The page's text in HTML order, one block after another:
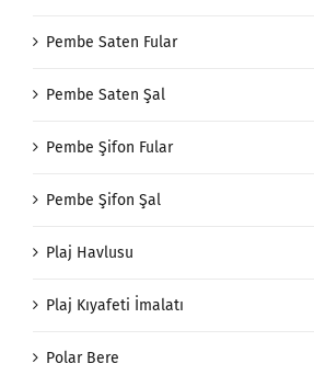
Pembe Saten Fular
Pembe Saten Şal
Pembe Şifon Fular
Pembe Şifon Şal
Plaj Havlusu
Plaj Kıyafeti İmalatı
Polar Bere